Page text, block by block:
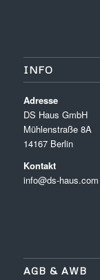
INFO
Adresse
DS Haus GmbH
Mühlenstraße 8A
14167 Berlin
Kontakt
info@ds-haus.com
AGB & AWB